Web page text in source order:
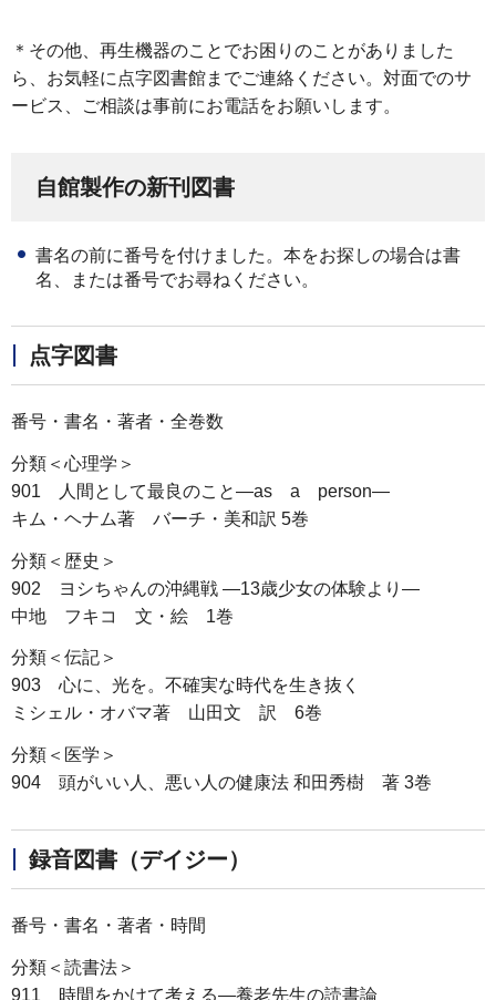
＊その他、再生機器のことでお困りのことがありました
ら、お気軽に点字図書館までご連絡ください。対面でのサ
ービス、ご相談は事前にお電話をお願いします。
自館製作の新刊図書
書名の前に番号を付けました。本をお探しの場合は書
名、または番号でお尋ねください。
点字図書
番号・書名・著者・全巻数
分類＜心理学＞
901 人間として最良のこと―as a person―
キム・ヘナム著 バーチ・美和訳 5巻
分類＜歴史＞
902 ヨシちゃんの沖縄戦 ―13歳少女の体験より―
中地 フキコ 文・絵 1巻
分類＜伝記＞
903 心に、光を。不確実な時代を生き抜く
ミシェル・オバマ著 山田文 訳 6巻
分類＜医学＞
904 頭がいい人、悪い人の健康法 和田秀樹 著 3巻
録音図書（デイジー）
番号・書名・著者・時間
分類＜読書法＞
911 時間をかけて考える―養老先生の読書論